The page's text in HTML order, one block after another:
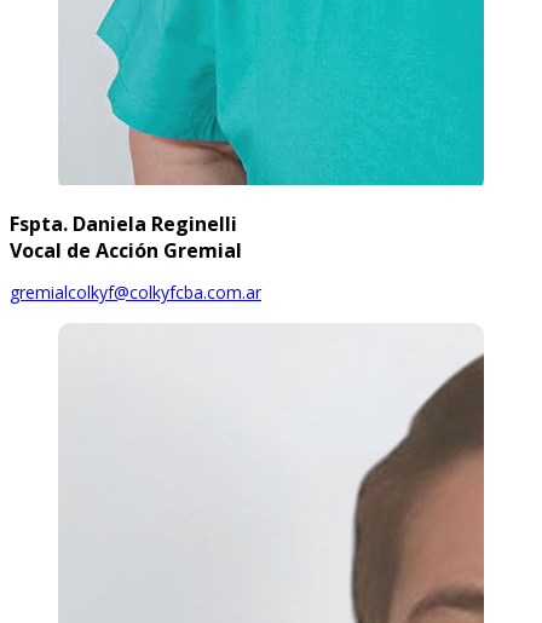
Fspta. Daniela Reginelli
Vocal de Acción Gremial
gremialcolkyf@colkyfcba.com.ar